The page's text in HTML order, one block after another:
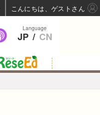
Language
JP / CN
こんにちは、ゲストさん